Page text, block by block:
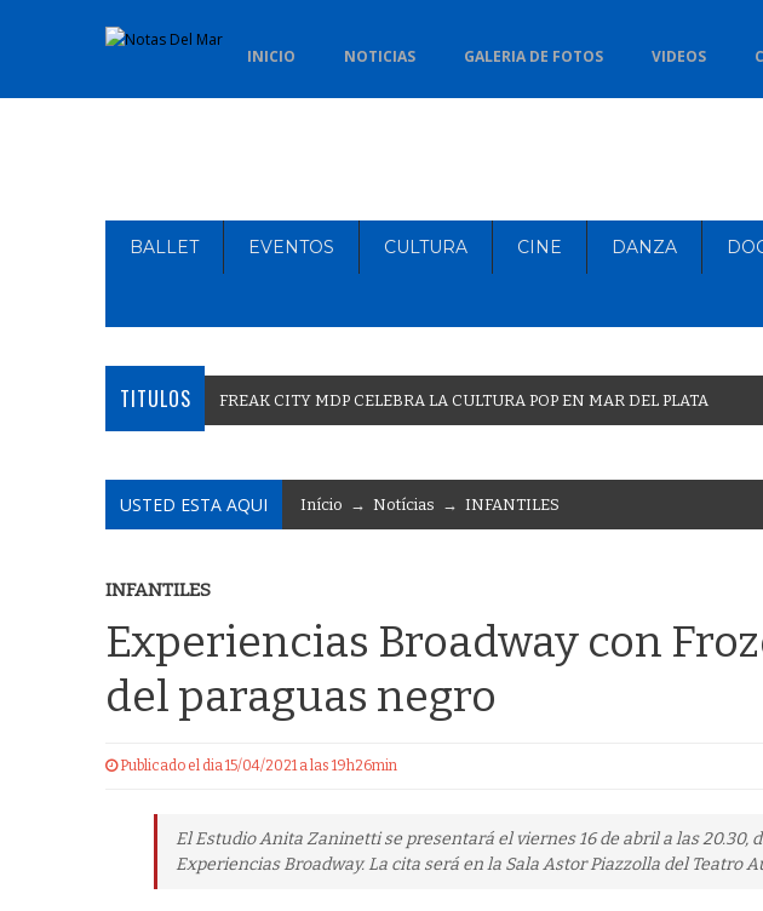
INICIO NOTICIAS GALERIA DE FOTOS VIDEOS
BALLET EVENTOS CULTURA CINE DANZA
TITULOS FREAK CITY MDP CELEBRA LA CULTURA POP EN MAR DEL PLATA
USTED ESTA AQUI Início → Notícias → INFANTILES
INFANTILES
Experiencias Broadway con
del paraguas negro
Publicado el dia 15/04/2021 a las 19h26min
El Estudio Anita Zaninetti se presentará el viernes 16 de abril a las 20.30,
Experiencias Broadway. La cita será en la Sala Astor Piazzolla del Teatro